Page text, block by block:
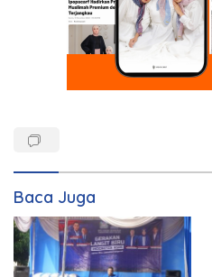
Baca Juga